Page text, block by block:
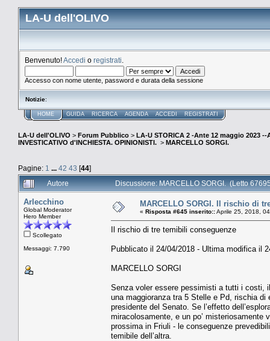
LA-U dell'OLIVO
Benvenuto!Accedi o registrati
Accesso con nome utente, password e durata della sessione
Notizie:
HOME GUIDA RICERCA AGENDA ACCEDI REGISTRATI
LA-U dell'OLIVO > Forum Pubblico > LA-U STORICA 2 -Ante 12 maggio 2023 --
INVESTICATIVO d'INCHIESTA. OPINIONISTI. > MARCELLO SORGI.
Pagine: 1 ... 42 43 [44]
Autore
Discussione: MARCELLO SORGI. (Letto
Arlecchino
Global Moderator
Hero Member
Scollegato
Messaggi: 7.790
MARCELLO SORGI. Il rischio di
« Risposta #645 inserito::Aprile 25, 2018,
Il rischio di tre temibili conseguenze
Pubblicato il 24/04/2018 - Ultima modifica il
MARCELLO SORGI
Senza voler essere pessimisti a tutti i costi,
una maggioranza tra 5 Stelle e Pd, rischia
presidente del Senato. Se l’effetto
miracolosamente, e un po’ misteriosamente
prossima in Friuli - le conseguenze
temibile dell’altra.